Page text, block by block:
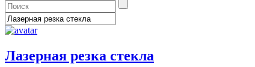
Лазерная резка стекла